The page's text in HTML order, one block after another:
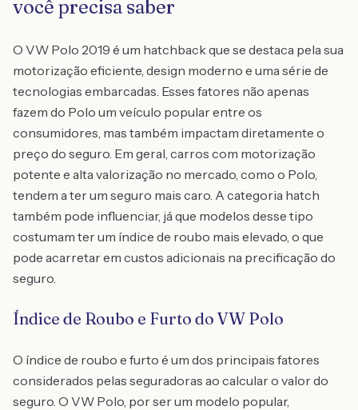
você precisa saber
O VW Polo 2019 é um hatchback que se destaca pela sua
motorização eficiente, design moderno e uma série de
tecnologias embarcadas. Esses fatores não apenas
fazem do Polo um veículo popular entre os
consumidores, mas também impactam diretamente o
preço do seguro. Em geral, carros com motorização
potente e alta valorização no mercado, como o Polo,
tendem a ter um seguro mais caro. A categoria hatch
também pode influenciar, já que modelos desse tipo
costumam ter um índice de roubo mais elevado, o que
pode acarretar em custos adicionais na precificação do
seguro.
Índice de Roubo e Furto do VW Polo
O índice de roubo e furto é um dos principais fatores
considerados pelas seguradoras ao calcular o valor do
seguro. O VW Polo, por ser um modelo popular,